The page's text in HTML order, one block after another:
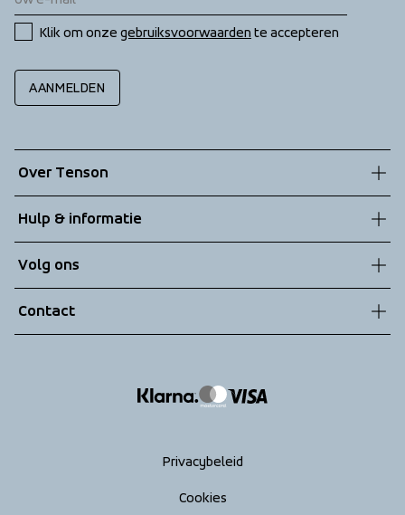
Klik om onze gebruiksvoorwaarden te accepteren
AANMELDEN
Over Tenson
Duurzaamheid
Technologieën
Hulp & informatie
Algemene voorwaarden
Retouren
Volg ons
Contact
Privacybeleid
Cookies